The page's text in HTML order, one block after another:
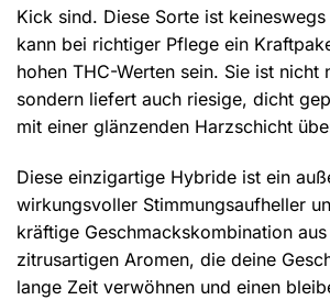
Kick sind. Diese Sorte ist
kann bei richtiger Pflege ein
hohen THC-Werten sein. Sie ist nicht
sondern liefert auch riesige, dicht
mit einer glänzenden Harzschicht
Diese einzigartige Hybride ist ein
wirkungsvoller Stimmungsaufheller
kräftige Geschmackskombination
zitrusartigen Aromen, die deine
lange Zeit verwöhnen und einen